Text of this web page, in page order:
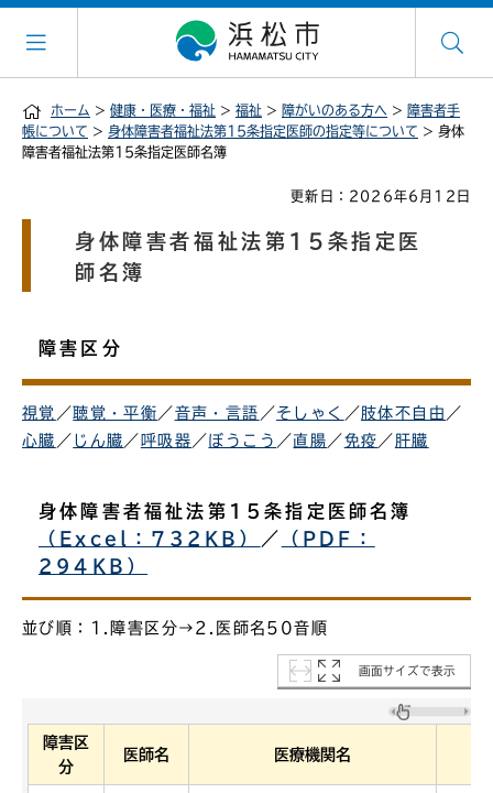
ホーム > 健康・医療・福祉 > 福祉 > 障がいのある方へ > 障害者手
帳について > 身体障害者福祉法第15条指定医師の指定等について > 身体
障害者福祉法第15条指定医師名簿
更新日：2026年6月12日
身体障害者福祉法第15条指定医
師名簿
障害区分
視覚 ／聴覚・平衡 ／ 音声・言語 ／ そしゃく ／ 肢体不自由 ／
心臓 ／ じん臓 ／ 呼吸器 ／ ぼうこう ／ 直腸 ／ 免疫 ／ 肝臓
身体障害者福祉法第15条指定医師名簿
（Excel：732KB）
／
（PDF：
294KB）
並び順：1.障害区分→2.医師名50音順
画面サイズで表示
障害区
分
医師名 医療機関名